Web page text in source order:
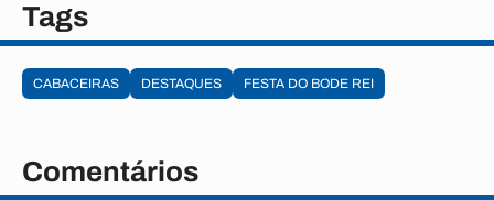
Tags
CABACEIRAS DESTAQUES FESTA DO BODE REI
Comentários